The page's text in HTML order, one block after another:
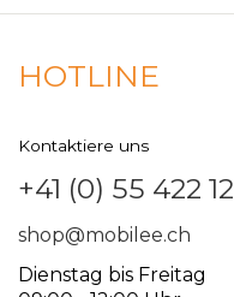
HOTLINE
Kontaktiere uns
+41 (0) 55 422
shop@mobilee.ch
Dienstag bis Freitag